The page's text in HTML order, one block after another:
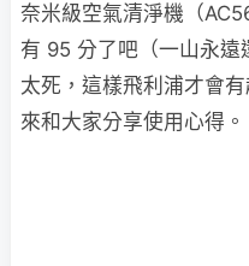
奈米級空氣清淨機（
有 95 分了吧（一山永遠
太死，這樣飛利浦才會
來和大家分享使用心得。